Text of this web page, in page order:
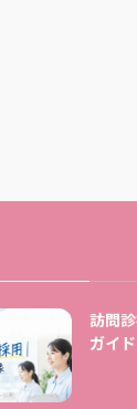
訪問
ガイ